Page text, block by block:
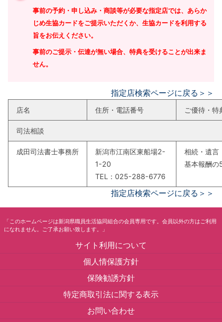
事前の予約・申し込み・商談等が必要な指定店では、あらか
じめ生協カードをご提示いただくか、生協カードを利用する
旨をお伝えください。
事前のご提示・伝達が無い場合、特典を受けることが出来ま
せん。
指定店検索ページに戻る＞＞
店名 住所・電話番号 ご優待・特
司法相談
成田司法書士事務所
新潟市江南区東船場2-
1-20
TEL：025-288-6776
相続・遺言
基本報酬の
指定店検索ページに戻る＞＞
「このホームページは新潟県職員生活協同組合の会員専用です。会員以外の方はご利用
になれません。ご了承お願い致します。」
サイト利用について
個人情保護方針
保険勧誘方針
特定商取引法に関する表示
お問い合わせ